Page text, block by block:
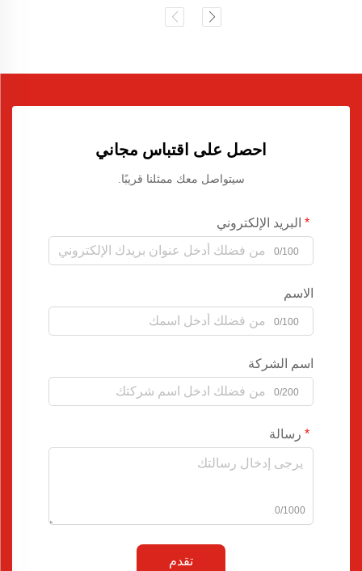
احصل على اقتباس مجاني
سيتواصل معك ممثلنا قريبًا.
البريد الإلكتروني
0/100
الاسم
0/100
اسم الشركة
0/200
رسالة
0/1000
تقدم